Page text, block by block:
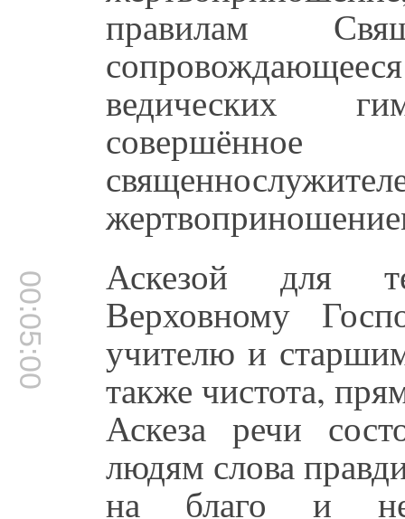
правилам
ведических
00:05:00 Аскезой для
Верховному
учителю и
также чистота,
Аскеза речи
людям слова
на благо и